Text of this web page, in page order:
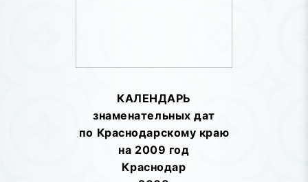
КАЛЕНДАРЬ
знаменательных дат
по Краснодарскому краю
на 2009 год
Краснодар